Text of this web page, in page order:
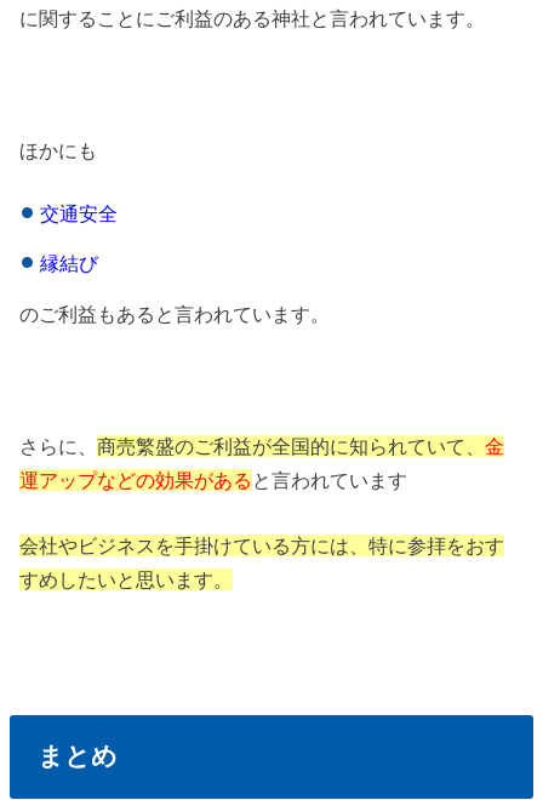
に関することにご利益のある神社と言われています。
ほかにも
交通安全
縁結び
のご利益もあると言われています。
さらに、商売繁盛のご利益が全国的に知られていて、金
運アップなどの効果がある と言われています
会社やビジネスを手掛けている方には、特に参拝をおす
すめしたいと思います。
まとめ